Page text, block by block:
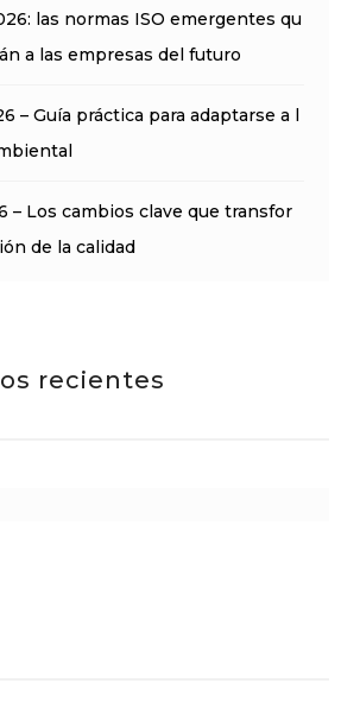
las normas ISO emergentes qu
a las empresas del futuro
– Guía práctica para adaptarse a l
– Los cambios clave que transfor
de la calidad
recientes